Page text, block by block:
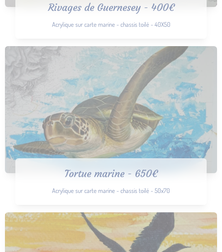
Rivages de Guernesey - 400€
Acrylique sur carte marine - chassis toilé - 40X50
Tortue marine - 650€
Acrylique sur carte marine - chassis toilé - 50x70